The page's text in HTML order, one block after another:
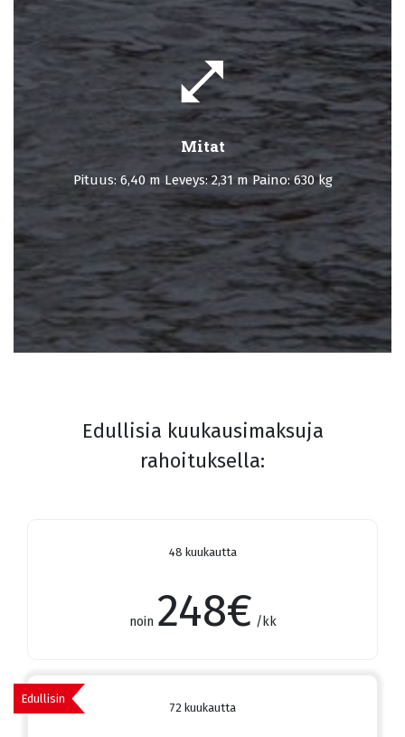
open_in_full
Mitat
Pituus: 6,40 m Leveys: 2,31 m Paino: 630 kg
Edullisia kuukausimaksuja
rahoituksella:
48 kuukautta
noin 248€ /kk
Edullisin
72 kuukautta